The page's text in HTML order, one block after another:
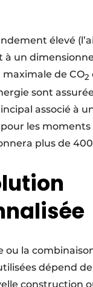
élevé
à un
de CO2
sont
associé à
les moments
plus de
ou la
dépend
construction